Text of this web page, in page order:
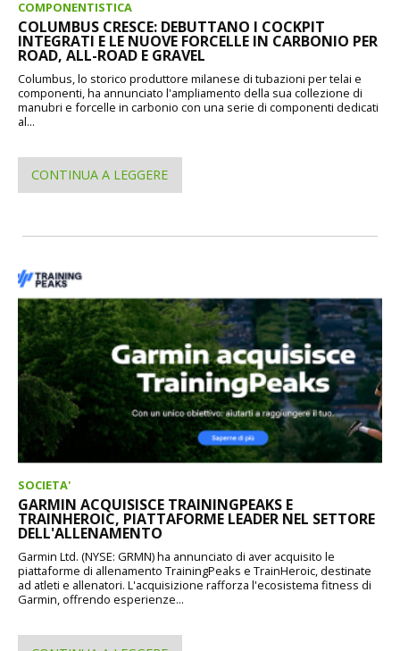
COMPONENTISTICA
COLUMBUS CRESCE: DEBUTTANO I COCKPIT
INTEGRATI E LE NUOVE FORCELLE IN CARBONIO PER
ROAD, ALL-ROAD E GRAVEL
Columbus, lo storico produttore milanese di tubazioni per telai e
componenti, ha annunciato l'ampliamento della sua collezione di
manubri e forcelle in carbonio con una serie di componenti dedicati
al...
CONTINUA A LEGGERE
SOCIETA'
GARMIN ACQUISISCE TRAININGPEAKS E
TRAINHEROIC, PIATTAFORME LEADER NEL SETTORE
DELL'ALLENAMENTO
Garmin Ltd. (NYSE: GRMN) ha annunciato di aver acquisito le
piattaforme di allenamento TrainingPeaks e TrainHeroic, destinate
ad atleti e allenatori. L'acquisizione rafforza l'ecosistema fitness di
Garmin, offrendo esperienze...